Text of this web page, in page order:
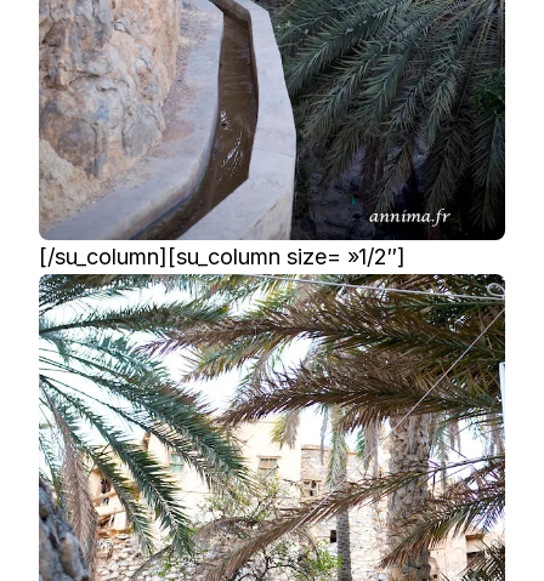
[/su_column][su_column size= »1/2″]